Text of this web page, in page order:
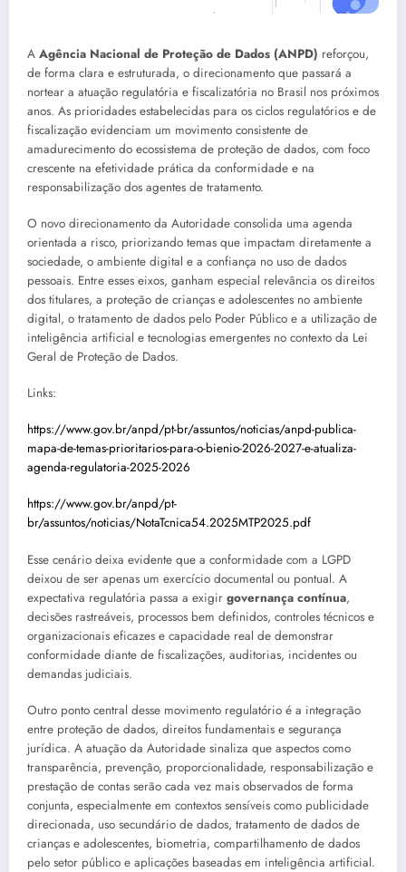
A Agência Nacional de Proteção de Dados (ANPD) reforçou,
de forma clara e estruturada, o direcionamento que passará a
nortear a atuação regulatória e fiscalizatória no Brasil nos próximos
anos. As prioridades estabelecidas para os ciclos regulatórios e de
fiscalização evidenciam um movimento consistente de
amadurecimento do ecossistema de proteção de dados, com foco
crescente na efetividade prática da conformidade e na
responsabilização dos agentes de tratamento.
O novo direcionamento da Autoridade consolida uma agenda
orientada a risco, priorizando temas que impactam diretamente a
sociedade, o ambiente digital e a confiança no uso de dados
pessoais. Entre esses eixos, ganham especial relevância os direitos
dos titulares, a proteção de crianças e adolescentes no ambiente
digital, o tratamento de dados pelo Poder Público e a utilização de
inteligência artificial e tecnologias emergentes no contexto da Lei
Geral de Proteção de Dados.
Links:
https://www.gov.br/anpd/pt-br/assuntos/noticias/anpd-publica-
mapa-de-temas-prioritarios-para-o-bienio-2026-2027-e-atualiza-
agenda-regulatoria-2025-2026
https://www.gov.br/anpd/pt-
br/assuntos/noticias/NotaTcnica54.2025MTP2025.pdf
Esse cenário deixa evidente que a conformidade com a LGPD
deixou de ser apenas um exercício documental ou pontual. A
expectativa regulatória passa a exigir governança contínua,
decisões rastreáveis, processos bem definidos, controles técnicos e
organizacionais eficazes e capacidade real de demonstrar
conformidade diante de fiscalizações, auditorias, incidentes ou
demandas judiciais.
Outro ponto central desse movimento regulatório é a integração
entre proteção de dados, direitos fundamentais e segurança
jurídica. A atuação da Autoridade sinaliza que aspectos como
transparência, prevenção, proporcionalidade, responsabilização e
prestação de contas serão cada vez mais observados de forma
conjunta, especialmente em contextos sensíveis como publicidade
direcionada, uso secundário de dados, tratamento de dados de
crianças e adolescentes, biometria, compartilhamento de dados
pelo setor público e aplicações baseadas em inteligência artificial.